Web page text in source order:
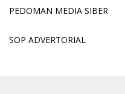
PEDOMAN MEDIA SIBER
SOP ADVERTORIAL